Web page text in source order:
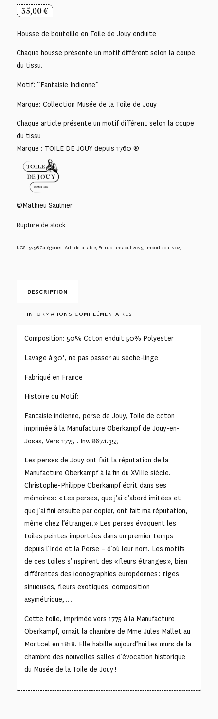
35,00€
Housse de bouteille en Toile de Jouy enduite
Chaque housse présente un motif différent selon la coupe
du tissu.
Motif: “Fantaisie Indienne”
Marque: Collection Musée de la Toile de Jouy
Chaque article présente un motif différent selon la coupe
du tissu
Marque : TOILE DE JOUY depuis 1760 ®
©Mathieu Saulnier
Rupture de stock
UGS : 5256Catégories :Arts de la table, En rupture aout 2025, import aout 2025
DESCRIPTION
INFORMATIONS COMPLÉMENTAIRES
Composition: 50% Coton enduit 50% Polyester
Lavage à 30°, ne pas passer au sèche-linge
Fabriqué en France
Histoire du Motif:
Fantaisie indienne, perse de Jouy, Toile de coton
imprimée à la Manufacture Oberkampf de Jouy-en-
Josas, Vers 1775 . Inv. 867.1.355
Les perses de Jouy ont fait la réputation de la
Manufacture Oberkampf à la fin du XVIIIe siècle.
Christophe-Philippe Oberkampf écrit dans ses
mémoires : « Les perses, que j’ai d’abord imitées et
que j’ai fini ensuite par copier, ont fait ma réputation,
même chez l’étranger. » Les perses évoquent les
toiles peintes importées dans un premier temps
depuis l’Inde et la Perse – d’où leur nom. Les motifs
de ces toiles s’inspirent des « fleurs étranges », bien
différentes des iconographies européennes : tiges
sinueuses, fleurs exotiques, composition
asymétrique, …
Cette toile, imprimée vers 1775 à la Manufacture
Oberkampf, ornait la chambre de Mme Jules Mallet au
Montcel en 1818. Elle habille aujourd’hui les murs de la
chambre des nouvelles salles d’évocation historique
du Musée de la Toile de Jouy !